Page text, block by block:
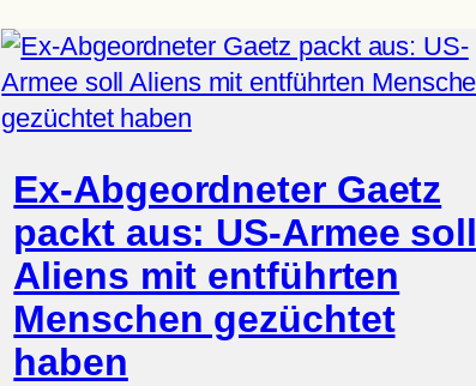
Ex-Abgeordneter Gaetz
packt aus: US-Armee soll
Aliens mit entführten
Menschen gezüchtet
haben